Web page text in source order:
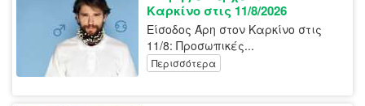
Καρκίνο στις 11/8/2026
Είσοδος Άρη στον Καρκίνο στις
11/8: Προσωπικές...
Περισσότερα